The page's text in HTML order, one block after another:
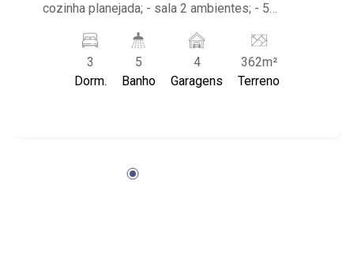
cozinha planejada; - sala 2 ambientes; - 5
próximo ao Skyfit CT Guaporé, Pacer Academia
Mirante Sul, Casa de Bolos
3
Dorm.
5
Banho
4
Garagens
362m²
Terreno